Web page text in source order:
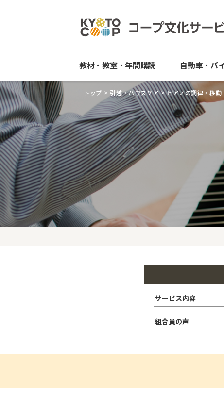
教材・教室・年間購読 自動車・バ
トップ > 引越・ハウスケア > ピアノの調律・移動
サービス内容
組合員の声